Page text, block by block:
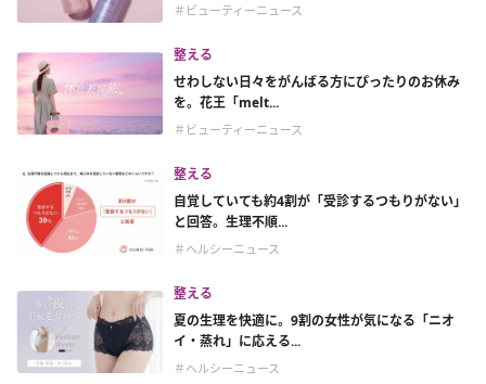
＃ビューティーニュース
整える
せわしない日々をがんばる方にぴったりのお休み
を。花王「melt...
＃ビューティーニュース
整える
自覚していても約4割が「受診するつもりがない」
と回答。生理不順...
＃ヘルシーニュース
整える
夏の生理を快適に。9割の女性が気になる「ニオ
イ・蒸れ」に応える...
＃ヘルシーニュース